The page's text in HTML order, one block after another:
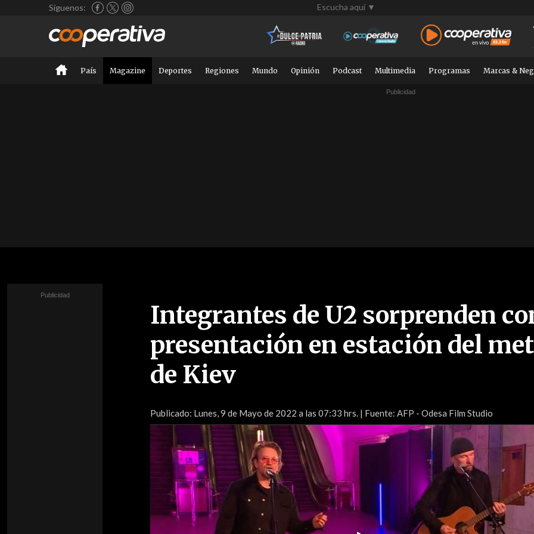
Síguenos: Escucha aquí ▼
País Magazine Deportes Regiones Mundo Opinión Podcast Multimedia Programas Marcas &
Integrantes de U2 sorprenden
presentación en estación del
de Kiev
Publicado: Lunes, 9 de Mayo de 2022 a las 07:33 hrs. | Fuente: AFP - Odesa Film Studio